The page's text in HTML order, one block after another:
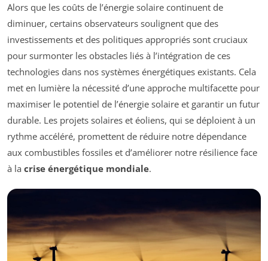
Alors que les coûts de l’énergie solaire continuent de
diminuer, certains observateurs soulignent que des
investissements et des politiques appropriés sont cruciaux
pour surmonter les obstacles liés à l’intégration de ces
technologies dans nos systèmes énergétiques existants. Cela
met en lumière la nécessité d’une approche multifacette pour
maximiser le potentiel de l’énergie solaire et garantir un futur
durable. Les projets solaires et éoliens, qui se déploient à un
rythme accéléré, promettent de réduire notre dépendance
aux combustibles fossiles et d’améliorer notre résilience face
à la crise énergétique mondiale.